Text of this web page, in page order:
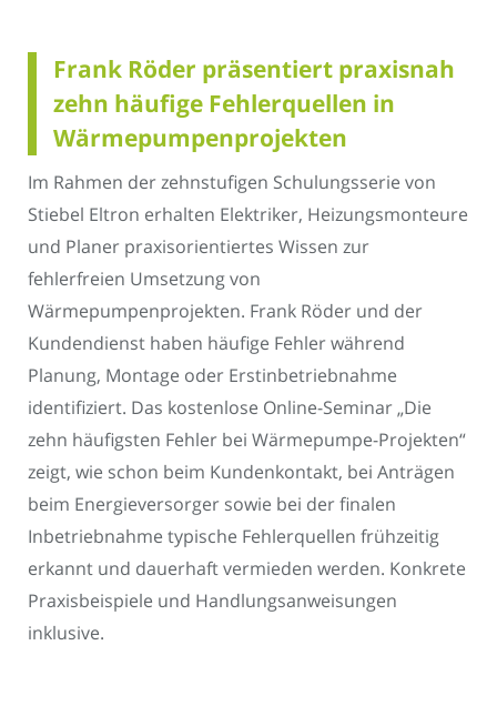
Frank Röder präsentiert praxisnah
zehn häufige Fehlerquellen in
Wärmepumpenprojekten
Im Rahmen der zehnstufigen Schulungsserie von
Stiebel Eltron erhalten Elektriker, Heizungsmonteure
und Planer praxisorientiertes Wissen zur
fehlerfreien Umsetzung von
Wärmepumpenprojekten. Frank Röder und der
Kundendienst haben häufige Fehler während
Planung, Montage oder Erstinbetriebnahme
identifiziert. Das kostenlose Online-Seminar „Die
zehn häufigsten Fehler bei Wärmepumpe-Projekten“
zeigt, wie schon beim Kundenkontakt, bei Anträgen
beim Energieversorger sowie bei der finalen
Inbetriebnahme typische Fehlerquellen frühzeitig
erkannt und dauerhaft vermieden werden. Konkrete
Praxisbeispiele und Handlungsanweisungen
inklusive.